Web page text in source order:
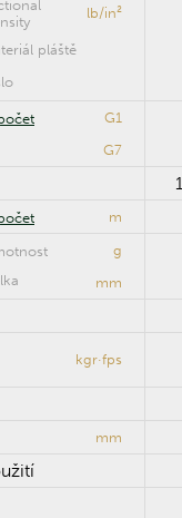
lb/in²
pláště
G1
G7
m
g
mm
kgr·fps
mm